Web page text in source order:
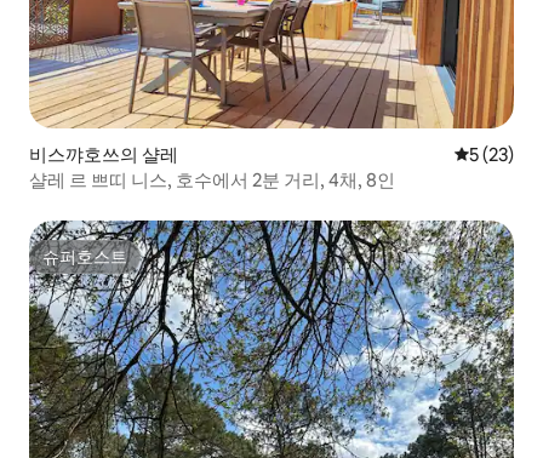
비스꺄호쓰의 샬레 평점 5점
5 (23)
샬레 르 쁘띠 니스, 호수에서 2분 거리, 4채, 8인
슈퍼호스트
슈퍼호스트